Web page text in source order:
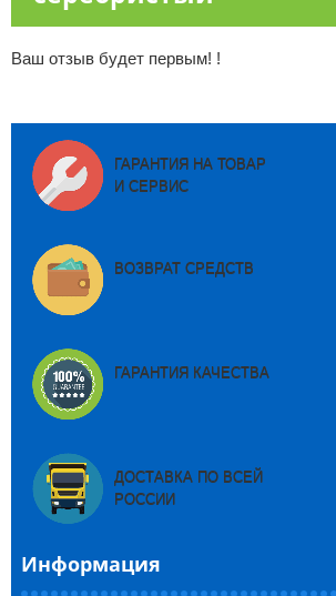
Ваш отзыв будет первым! !
ГАРАНТИЯ НА ТОВАР
И СЕРВИС
ВОЗВРАТ СРЕДСТВ
ГАРАНТИЯ КАЧЕСТВА
ДОСТАВКА ПО ВСЕЙ
РОССИИ
Информация